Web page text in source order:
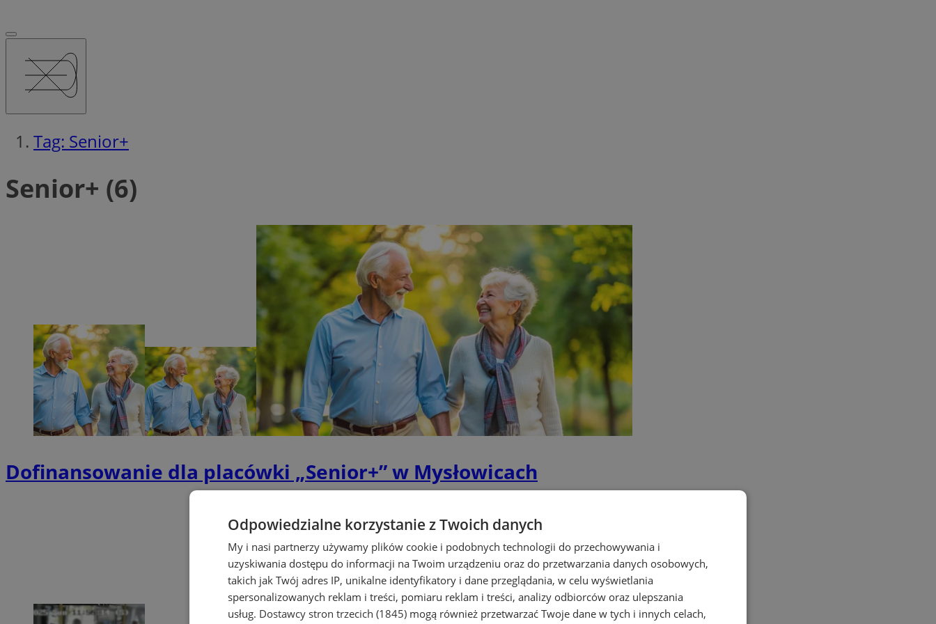
Tag: Senior+
Senior+ (6)
Dofinansowanie dla placówki „Senior+” w Mysłowicach
Odpowiedzialne korzystanie z Twoich danych
My i nasi partnerzy używamy plików cookie i podobnych technologii do przechowywania i
uzyskiwania dostępu do informacji na Twoim urządzeniu oraz do przetwarzania danych osobowych,
takich jak Twój adres IP, unikalne identyfikatory i dane przeglądania, w celu wyświetlania
spersonalizowanych reklam i treści, pomiaru reklam i treści, analizy odbiorców oraz ulepszania
usług. Dostawcy stron trzecich (1845) mogą również przetwarzać Twoje dane w tych i innych celach,